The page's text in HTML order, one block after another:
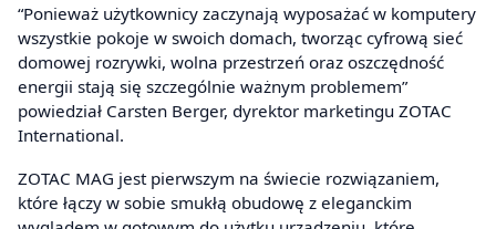
“Ponieważ użytkownicy zaczynają wyposażać w komputery
wszystkie pokoje w swoich domach, tworząc cyfrową sieć
domowej rozrywki, wolna przestrzeń oraz oszczędność
energii stają się szczególnie ważnym problemem”
powiedział Carsten Berger, dyrektor marketingu ZOTAC
International.
ZOTAC MAG jest pierwszym na świecie rozwiązaniem,
które łączy w sobie smukłą obudowę z eleganckim